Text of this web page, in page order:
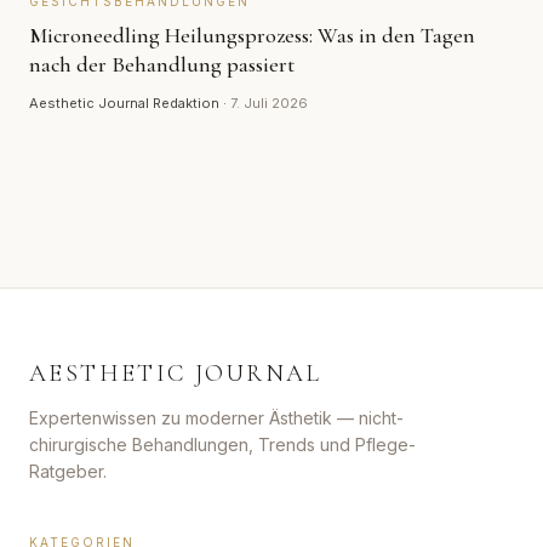
Microneedling Heilungsprozess: Was in den Tagen
nach der Behandlung passiert
Aesthetic Journal Redaktion · 7. Juli 2026
AESTHETIC JOURNAL
Expertenwissen zu moderner Ästhetik — nicht-
chirurgische Behandlungen, Trends und Pflege-
Ratgeber.
KATEGORIEN